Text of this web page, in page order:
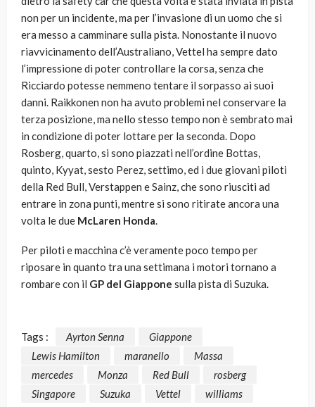
non per un incidente, ma per l’invasione di un uomo che si
era messo a camminare sulla pista. Nonostante il nuovo
riavvicinamento dell’Australiano, Vettel ha sempre dato
l’impressione di poter controllare la corsa, senza che
Ricciardo potesse nemmeno tentare il sorpasso ai suoi
danni. Raikkonen non ha avuto problemi nel conservare la
terza posizione, ma nello stesso tempo non è sembrato mai
in condizione di poter lottare per la seconda. Dopo
Rosberg, quarto, si sono piazzati nell’ordine Bottas,
quinto, Kyyat, sesto Perez, settimo, ed i due giovani piloti
della Red Bull, Verstappen e Sainz, che sono riusciti ad
entrare in zona punti, mentre si sono ritirate ancora una
volta le due McLaren Honda.
Per piloti e macchina c’è veramente poco tempo per
riposare in quanto tra una settimana i motori tornano a
rombare con il GP del Giappone sulla pista di Suzuka.
Tags : Ayrton Senna
Giappone
Lewis Hamilton
maranello
Massa
mercedes
Monza Red Bull
rosberg
Singapore
Suzuka Vettel williams